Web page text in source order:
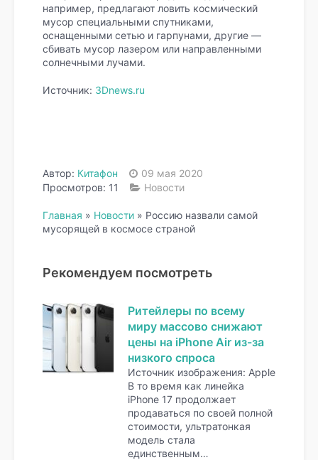
например, предлагают ловить космический
мусор специальными спутниками,
оснащенными сетью и гарпунами, другие —
сбивать мусор лазером или направленными
солнечными лучами.
Источник: 3Dnews.ru
Автор: Китафон
09 мая 2020
Просмотров: 11
Новости
Главная » Новости » Россию назвали самой
мусорящей в космосе страной
Рекомендуем посмотреть
Ритейлеры по всему
миру массово снижают
цены на iPhone Air из-за
низкого спроса
Источник изображения: Apple
В то время как линейка
iPhone 17 продолжает
продаваться по своей полной
стоимости, ультратонкая
модель стала
единственным…